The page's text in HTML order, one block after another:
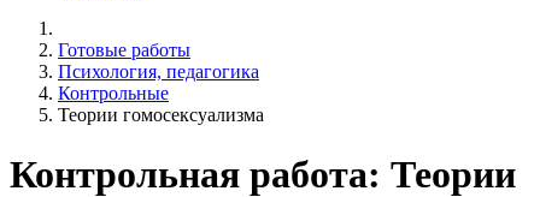
Готовые работы
Психология, педагогика
Контрольные
Теории гомосексуализма
Контрольная работа: Теории